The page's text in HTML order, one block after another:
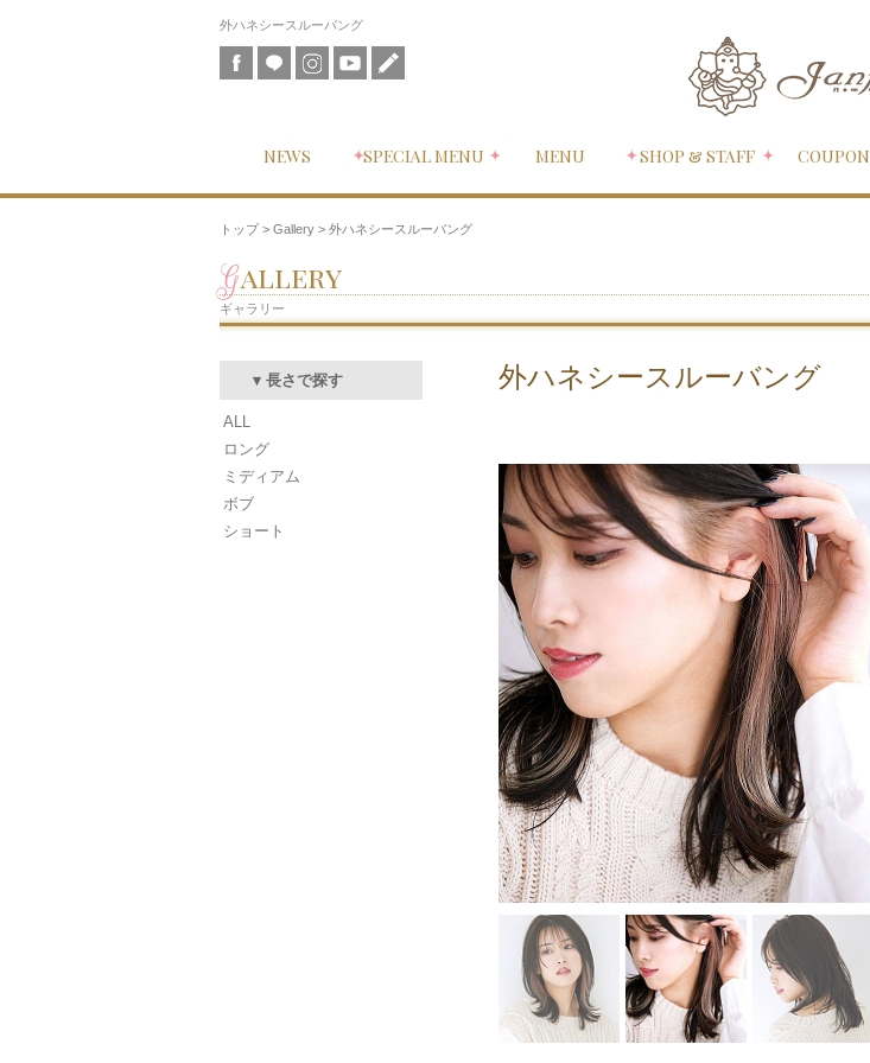
外ハネシースルーバング
NEWS SPECIAL MENU MENU SHOP & STAFF COUPON
トップ> Gallery> 外ハネシースルーバング
Gallery
ギャラリー
▾ 長さで探す
ALL
ロング
ミディアム
ボブ
ショート
外ハネシースルーバング